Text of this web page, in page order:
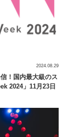
！国内最大級のス
2024」11月23日
2024.08.29